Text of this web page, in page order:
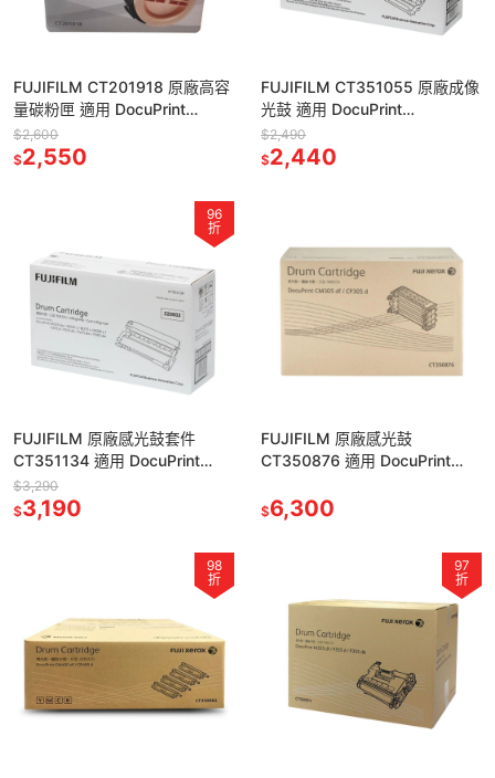
FUJIFILM CT201918 原廠高容
量碳粉匣 適用 DocuPrint
P255dw/M255z
$2,600
$2,550
FUJIFILM CT351055 原廠成像
光鼓 適用 DocuPrint
P225/P265/M225/M265
$2,490
$2,440
96
折
FUJIFILM 原廠感光鼓套件
CT351134 適用 DocuPrint
M285z/P285dw
$3,290
$3,190
FUJIFILM 原廠感光鼓
CT350876 適用 DocuPrint
$6,300
98
折
97
折